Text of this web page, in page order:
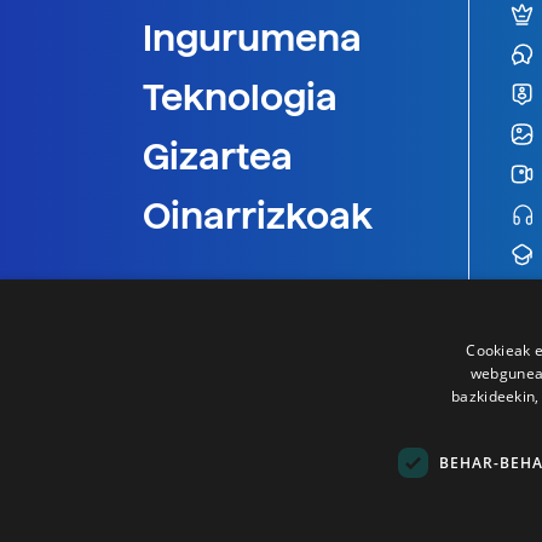
Ingurumena
Teknologia
Gizartea
Oinarrizkoak
Cookieak
BEHAR-